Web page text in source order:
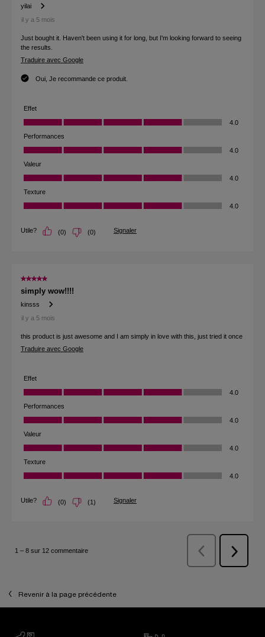
Revenir à la page précédente